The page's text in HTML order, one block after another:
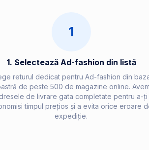
1
1. Selectează Ad-fashion din listă
returul dedicat pentru Ad-fashion din
de peste 500 de magazine online. Avem
de livrare gata completate pentru a-ți
timpul prețios și a evita orice eroare
expediție.